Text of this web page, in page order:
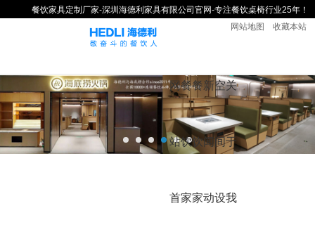
餐饮家具定制厂家-深圳海德利家具有限公司官网-专注餐饮桌椅行业25年！
收藏本站
网站地图
网
站
首
餐
饮
家
餐
饮
家
新
闻
动
空
间
设
关
于
我